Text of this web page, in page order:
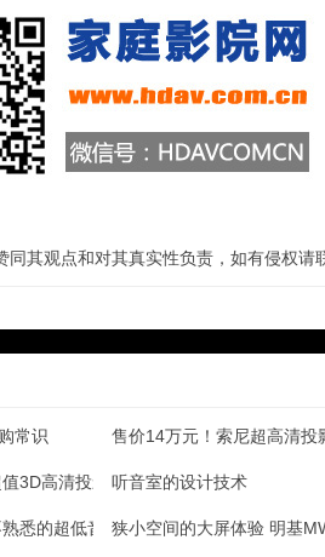
其观点和对其真实性负责，如有侵权请
常识 售价14万元！索尼超高清投
3D高清投影开箱听音室的设计技术
悉的超低音音箱狭小空间的大屏体验 明基